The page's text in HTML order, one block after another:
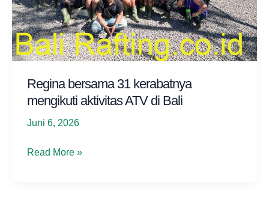
Regina bersama 31 kerabatnya
mengikuti aktivitas ATV di Bali
Juni 6, 2026
Regina
Read More »